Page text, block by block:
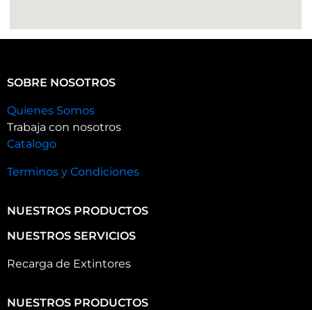
SOBRE NOSOTROS
Quienes Somos
Trabaja con nosotros
Catalogo
Terminos y Condiciones
NUESTROS PRODUCTOS
NUESTROS SERVICIOS
Recarga de Extintores
NUESTROS PRODUCTOS